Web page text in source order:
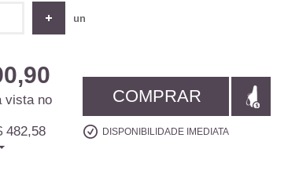
un
vista no
482,58
COMPRAR
DISPONIBILIDADE IMEDIATA